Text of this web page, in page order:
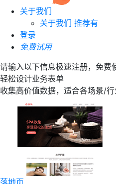
关于我们
关于我们 推荐有
登录
免费试用
请输入以下信息极速注册，免费
轻松设计业务表单
收集高价值数据，适合各场景/
落地页